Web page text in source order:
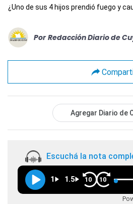
¿Uno de sus 4 hijos prendió fuego y
Por Redacción Diario de
Agregar Diario de
Escuchá la nota
1 1.5 10 10